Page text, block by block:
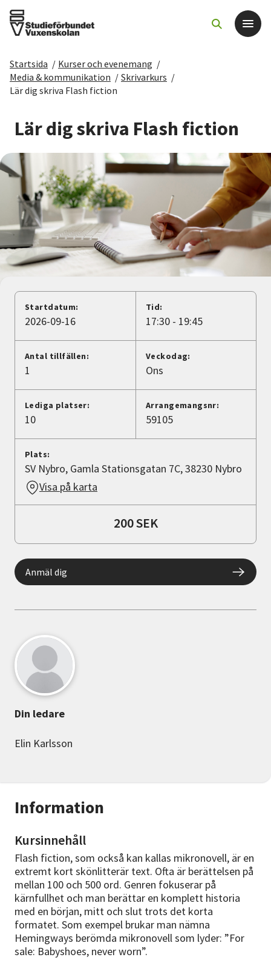
Det här gör vi
Sök kurser och evenemang
Om SV
Starta studiecirkel
Cirkelledare
Avdelningar
Lyssna
Startsida / Kurser och evenemang /
Media & kommunikation / Skrivarkurs /
Lär dig skriva Flash fiction
Lär dig skriva Flash fiction
Information
Kursinnehåll
Flash fiction, som också kan kallas mikronovell, är en
extremt kort skönlitterär text. Ofta är berättelsen på
mellan 100 och 500 ord. Genren fokuserar på
kärnfullhet och man berättar en komplett historia
med en början, mitt och slut trots det korta
formatet. Som exempel brukar man nämna
Hemingways berömda mikronovell som lyder: ”For
sale: Babyshoes, never worn”.
Startdatum:
2026-09-16
Tid:
17:30 - 19:45
Antal tillfällen:
1
Veckodag:
Ons
Lediga platser:
10
Arrangemangsnr:
59105
Plats:
SV Nybro, Gamla Stationsgatan 7C, 38230 Nybro
Visa på karta
200 SEK
Anmäl dig
Din ledare
Elin Karlsson